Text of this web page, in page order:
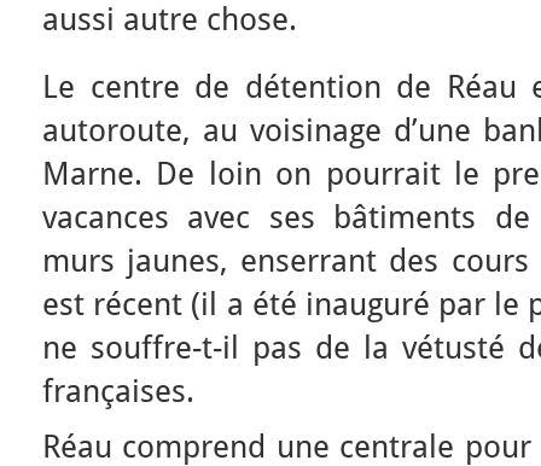
aussi autre chose.
Le centre de détention de Réau
autoroute, au voisinage d’une
Marne. De loin on pourrait le
vacances avec ses bâtiments
murs jaunes, enserrant des
est récent (il a été inauguré par le
ne souffre-t-il pas de la vétusté
françaises.
Réau comprend une centrale